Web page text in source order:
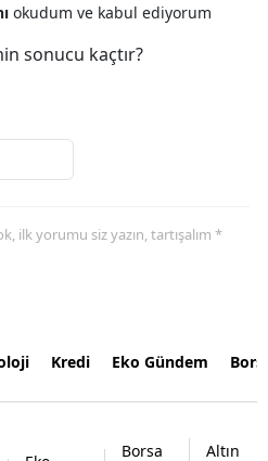
okudum ve kabul ediyorum
sonucu kaçtır?
ilk yorumu siz yazın, tartışalım *
Kredi Eko Gündem
Borsa Altın